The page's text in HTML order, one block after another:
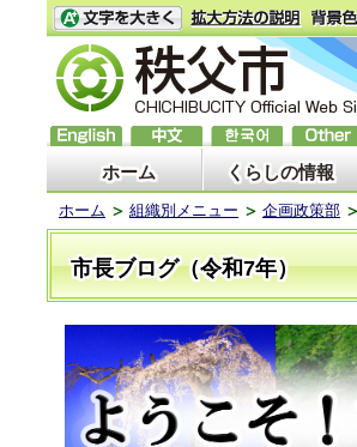
ホーム くらしの情報
ホーム 組織別メニュー 企画政策部
市長ブログ（令和7年）